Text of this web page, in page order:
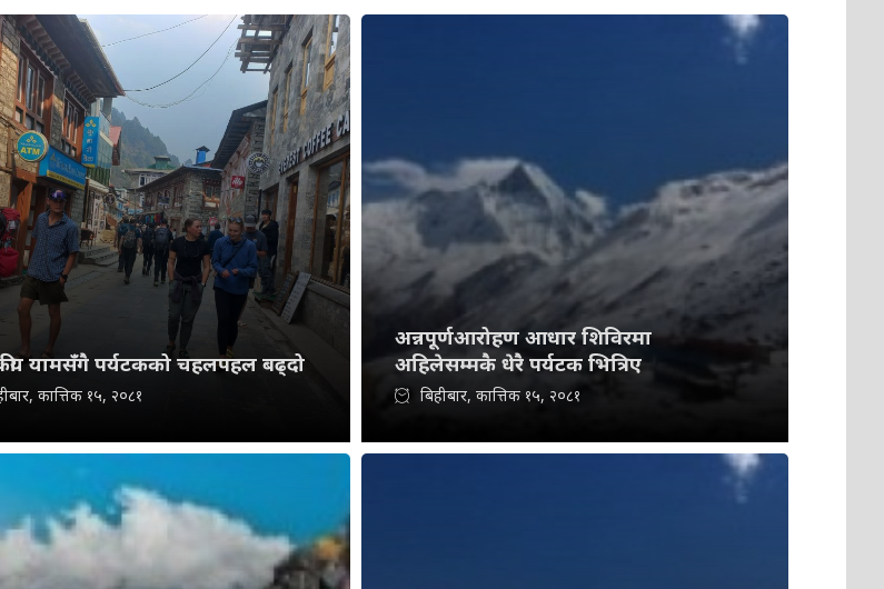
यामसँगै पर्यटकको चहलपहल बढ्दो
कात्तिक १५, २०८१
अन्नपूर्णआरोहण आधार शिविरमा
अहिलेसम्मकै धेरै पर्यटक भित्रिए
बिहीबार, कात्तिक १५, २०८१